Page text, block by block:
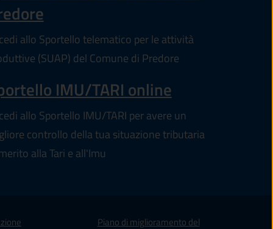
allo Sportello telematico per le attività
(SUAP) del Comune di Predore
IMU/TARI online
allo Sportello IMU/TARI per avere un
controllo della tua situazione tributaria
alla Tari e all'Imu
Piano di miglioramento del